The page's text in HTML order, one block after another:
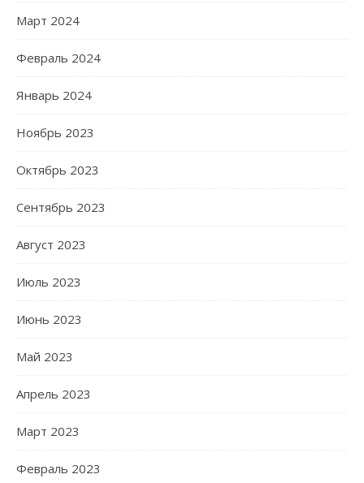
Март 2024
Февраль 2024
Январь 2024
Ноябрь 2023
Октябрь 2023
Сентябрь 2023
Август 2023
Июль 2023
Июнь 2023
Май 2023
Апрель 2023
Март 2023
Февраль 2023